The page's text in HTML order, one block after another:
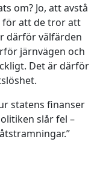
om? Jo, att avstå
för att de tror att
därför välfärden
järnvägen och
Det är därför
statens finanser
slår fel –